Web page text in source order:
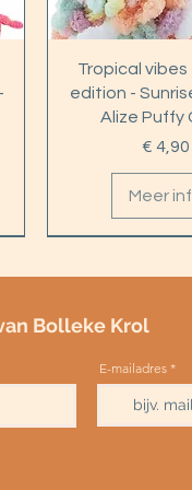
Tropical vibes
edition -
Alize Puffy
Prijs
€ 4,90
Meer
Bolleke Krol
E-mailadres